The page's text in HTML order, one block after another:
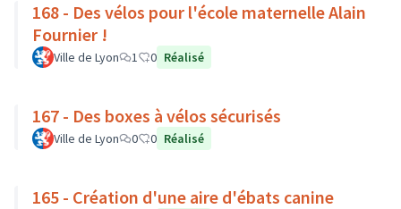
168 - Des vélos pour l'école maternelle Alain
Fournier !
Ville de Lyon 1 0 Réalisé
167 - Des boxes à vélos sécurisés
Ville de Lyon 0 0 Réalisé
165 - Création d'une aire d'ébats canine